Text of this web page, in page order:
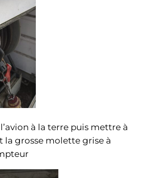
à la terre puis mettre à
la grosse molette grise à